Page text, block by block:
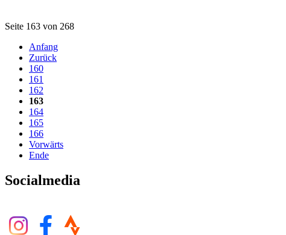
Seite 163 von 268
Anfang
Zurück
160
161
162
163
164
165
166
Vorwärts
Ende
Socialmedia